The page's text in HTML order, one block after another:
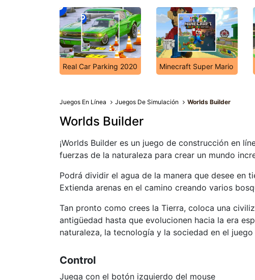
Real Car Parking 2020 Minecraft Super Mario
Juegos En Línea Juegos De Simulación Worlds Builder
Worlds Builder
¡Worlds Builder es un juego de construcción en
fuerzas de la naturaleza para crear un mundo
Podrá dividir el agua de la manera que desee en
Extienda arenas en el camino creando varios
Tan pronto como crees la Tierra, coloca una
antigüedad hasta que evolucionen hacia la era
naturaleza, la tecnología y la sociedad en el juego
Control
Juega con el botón izquierdo del mouse